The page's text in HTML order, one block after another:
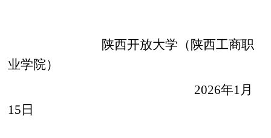
陕西开放大学（陕西工商职
业学院）
2026年1月
15 日